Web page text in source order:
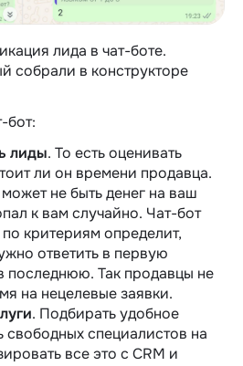
лида в чат-боте.
собрали в конструкторе
бот:
лиды. То есть оценивать
ли он времени продавца.
не быть денег на ваш
к вам случайно. Чат-бот
критериям определит,
ответить в первую
последнюю. Так продавцы не
на нецелевые заявки.
. Подбирать удобное
свободных специалистов на
все это с CRM и